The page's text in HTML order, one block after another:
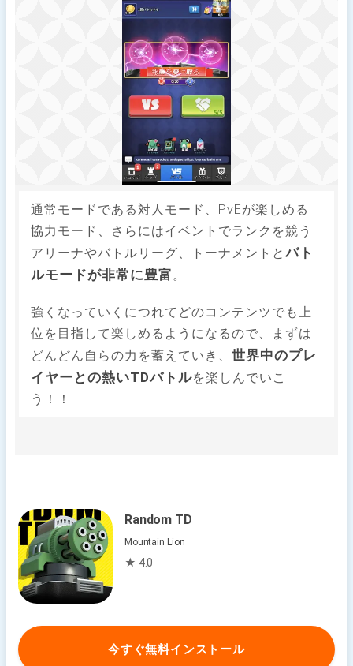
通常モードである対人モード、PvEが楽しめる
協力モード、さらにはイベントでランクを競う
アリーナやバトルリーグ、トーナメントとバト
ルモードが非常に豊富 。
強くなっていくにつれてどのコンテンツでも上
位を目指して楽しめるようになるので、まずは
どんどん自らの力を蓄えていき、世界中のプレ
イヤーとの熱いTDバトルを楽しんでいこ
う！！
Random TD
Mountain Lion
★ 4.0
今すぐ無料インストール